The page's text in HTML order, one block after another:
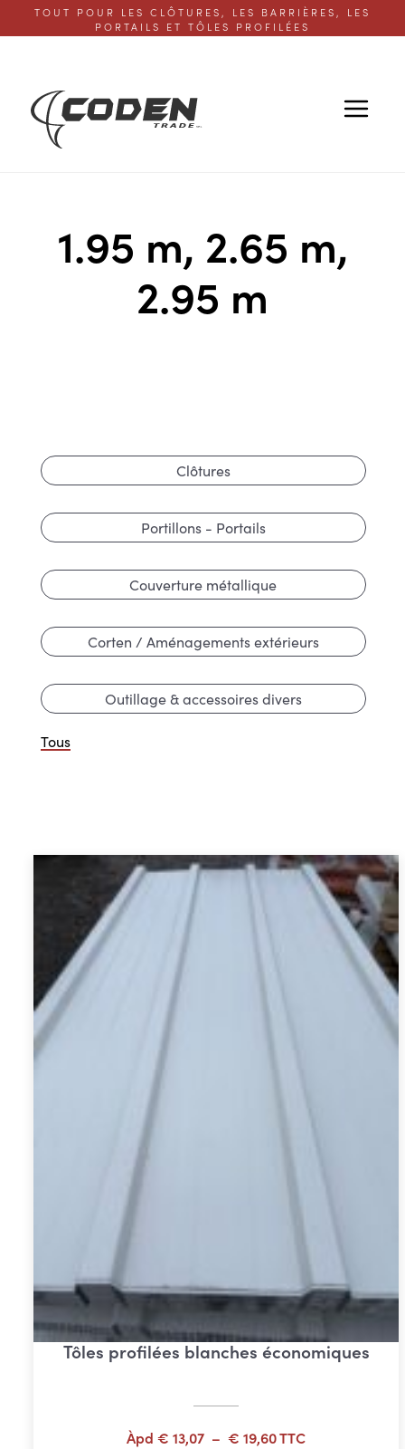
TOUT POUR LES CLÔTURES, LES BARRIÈRES, LES
PORTAILS ET TÔLES PROFILÉES
1.95 m, 2.65 m,
2.95 m
Clôtures
Portillons - Portails
Couverture métallique
Corten / Aménagements extérieurs
Outillage & accessoires divers
Tous
Tôles profilées blanches économiques
Àpd € 13,07 – € 19,60Plage
TTC